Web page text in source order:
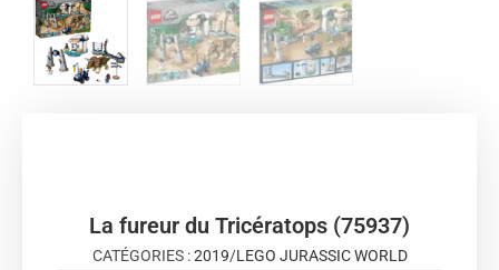
La fureur du Tricératops (75937)
CATÉGORIES :2019/LEGO JURASSIC WORLD